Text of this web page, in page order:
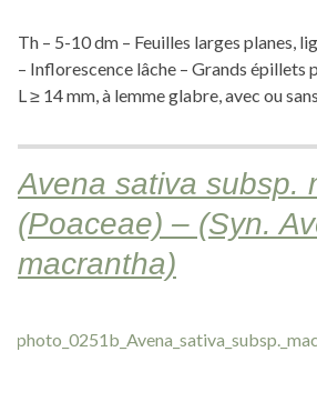
Th – 5-10 dm – Feuilles larges planes,
– Inflorescence lâche – Grands épillets
L ≥ 14 mm, à lemme glabre, avec ou
Avena sativa subsp.
(Poaceae) – (Syn.
macrantha)